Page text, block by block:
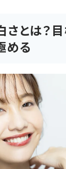
さとは？
める